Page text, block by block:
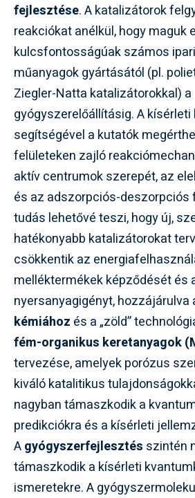
fejlesztése. A katalizátorok
reakciókat anélkül, hogy maguk
kulcsfontosságúak számos
műanyagok gyártásától (pl.
Ziegler-Natta katalizátorokkal) a
gyógyszerelőállításig. A
segítségével a kutatók
felületeken zajló
aktív centrumok szerepét, az
és az adszorpciós-deszorpciós
tudás lehetővé teszi, hogy új,
hatékonyabb katalizátorokat
csökkentik az
melléktermékek képződését és
nyersanyagigényt, hozzájárulva
kémiához és a „zöld”
fém-organikus keretanyagok
tervezése, amelyek porózus
kiváló katalitikus
nagyban támaszkodik a
predikciókra és a kísérleti
Agyógyszerfejlesztés szintén
támaszkodik a kísérleti
ismeretekre. A